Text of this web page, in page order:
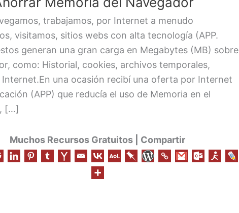
trabajamos, por Internet a menudo
visitamos, sitios webs con alta tecnología (APP.
generan una gran carga en Megabytes (MB) sobre
como: Historial, cookies, archivos temporales,
Internet.En una ocasión recibí una oferta por Internet
(APP) que reducía el uso de Memoria en el
[…]
Muchos Recursos Gratuitos | Compartir